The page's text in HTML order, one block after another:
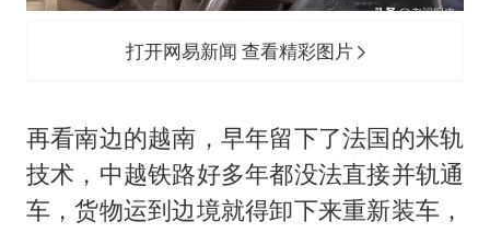
打开网易新闻 查看精彩图片
再看南边的越南，早年留下了法国的米轨
技术，中越铁路好多年都没法直接并轨通
车，货物运到边境就得卸下来重新装车，